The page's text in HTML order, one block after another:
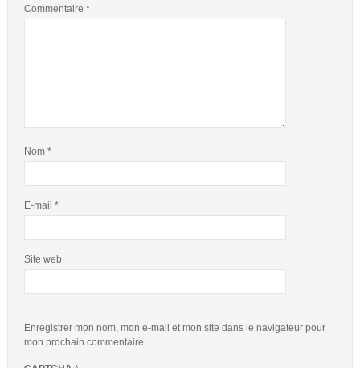
Commentaire *
Nom *
E-mail *
Site web
Enregistrer mon nom, mon e-mail et mon site dans le navigateur pour
mon prochain commentaire.